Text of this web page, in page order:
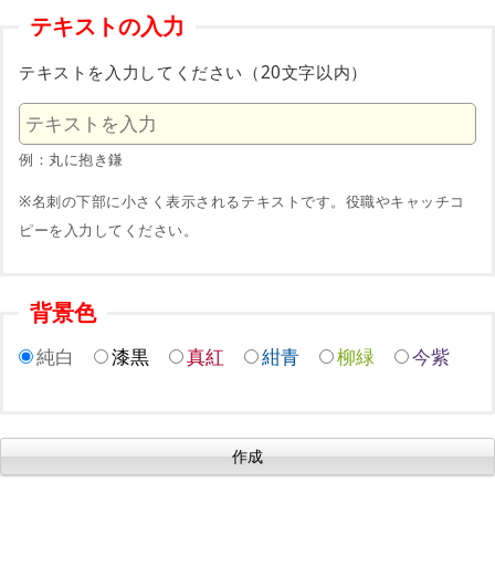
テキストの入力
テキストを入力してください（20文字以内）
例：丸に抱き鎌
※名刺の下部に小さく表示されるテキストです。役職やキャッチコ
ピーを入力してください。
背景色
純白 漆黒 真紅 紺青 柳緑 今紫